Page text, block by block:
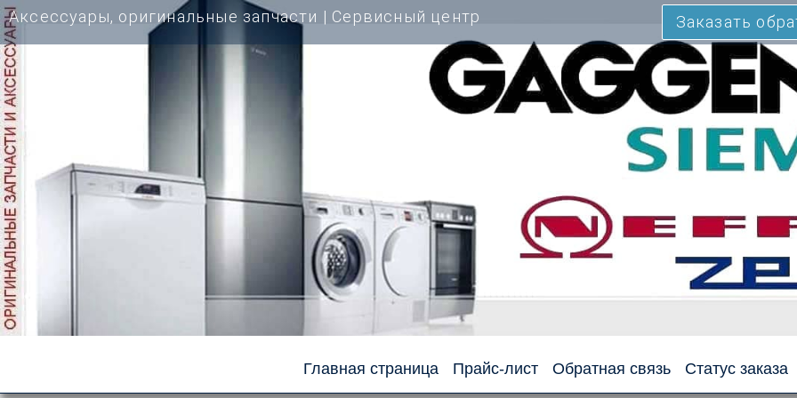
Перейти
к
содержимому
Аксессуары, оригинальные запчасти | Cервисный центр Заказать
Главная страница Прайс-лист Обратная связь Статус заказа